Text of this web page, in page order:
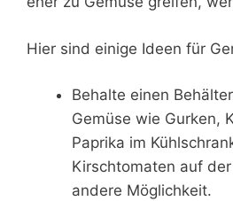
Hier sind einige Ideen für
Behalte einen
Gemüse wie Gurken,
Paprika im
Kirschtomaten auf
andere Möglichkeit.